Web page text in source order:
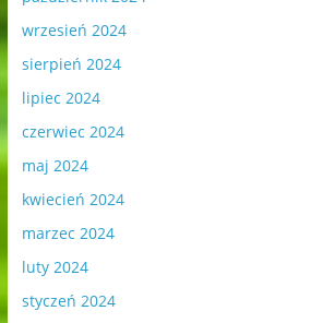
wrzesień 2024
sierpień 2024
lipiec 2024
czerwiec 2024
maj 2024
kwiecień 2024
marzec 2024
luty 2024
styczeń 2024